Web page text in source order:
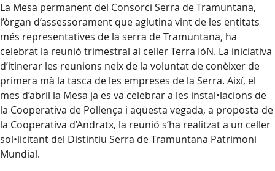
La Mesa permanent del Consorci Serra de Tramuntana,
l’òrgan d’assessorament que aglutina vint de les entitats
més representatives de la serra de Tramuntana, ha
celebrat la reunió trimestral al celler Terra IóN. La iniciativa
d’itinerar les reunions neix de la voluntat de conèixer de
primera mà la tasca de les empreses de la Serra. Així, el
mes d’abril la Mesa ja es va celebrar a les instal•lacions de
la Cooperativa de Pollença i aquesta vegada, a proposta de
la Cooperativa d’Andratx, la reunió s’ha realitzat a un celler
sol•licitant del Distintiu Serra de Tramuntana Patrimoni
Mundial.